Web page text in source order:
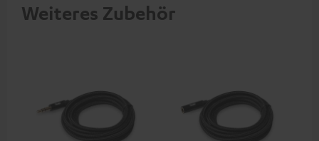
Weiteres Zubehör